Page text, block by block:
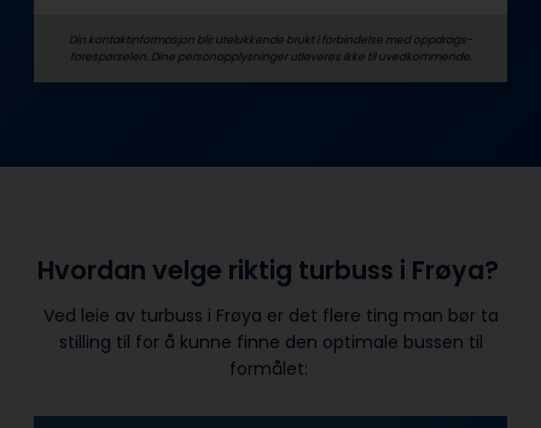
Din kontaktinformasjon blir utelukkende brukt i forbindelse med oppdrags­
forespørselen. Dine person­­opplysninger utleveres ikke til uvedkommende.
Hvordan velge riktig turbuss i Frøya?
Ved leie av turbuss i Frøya er det flere ting man bør ta
stilling til for å kunne finne den optimale bussen til
formålet: